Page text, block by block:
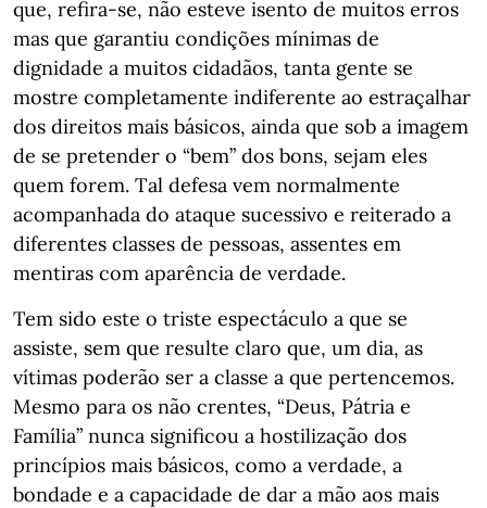
que, refira-se, não esteve isento de muitos erros
mas que garantiu condições mínimas de
dignidade a muitos cidadãos, tanta gente se
mostre completamente indiferente ao estraçalhar
dos direitos mais básicos, ainda que sob a imagem
de se pretender o “bem” dos bons, sejam eles
quem forem. Tal defesa vem normalmente
acompanhada do ataque sucessivo e reiterado a
diferentes classes de pessoas, assentes em
mentiras com aparência de verdade.
Tem sido este o triste espectáculo a que se
assiste, sem que resulte claro que, um dia, as
vítimas poderão ser a classe a que pertencemos.
Mesmo para os não crentes, “Deus, Pátria e
Família” nunca significou a hostilização dos
princípios mais básicos, como a verdade, a
bondade e a capacidade de dar a mão aos mais